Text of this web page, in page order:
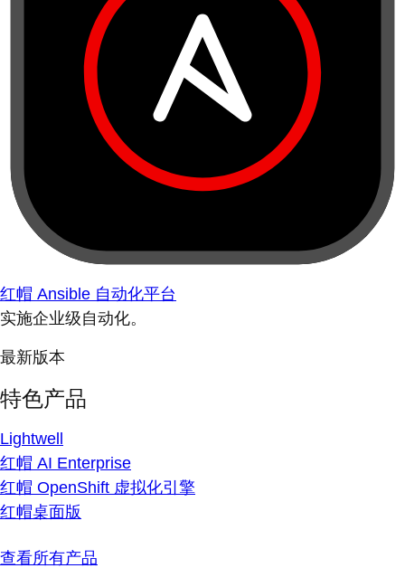
红帽 Ansible 自动化平台
实施企业级自动化。
最新版本
特色产品
Lightwell
红帽 AI Enterprise
红帽 OpenShift 虚拟化引擎
红帽桌面版
查看所有产品